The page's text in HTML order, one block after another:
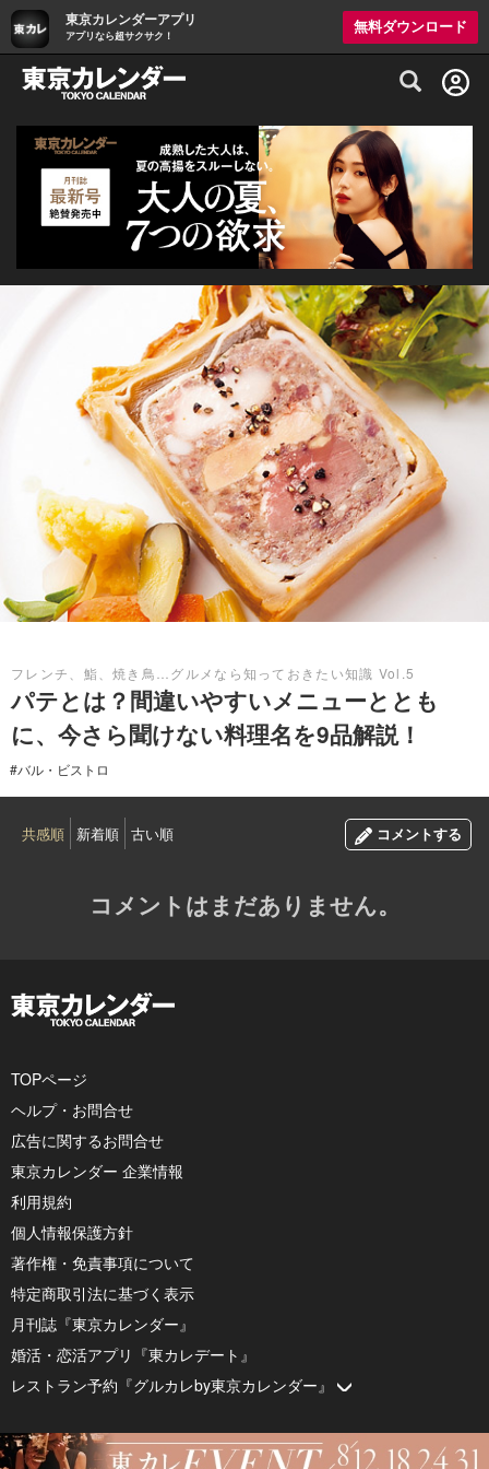
東京カレンダーアプリ
アプリなら超サクサク！
無料ダウンロード
グルメ情報・プレミアムレストラン予約
フレンチ、鮨、焼き鳥…グルメなら知っておきたい知識 Vol.5
パテとは？間違いやすいメニューととも
に、今さら聞けない料理名を9品解説！
#バル・ビストロ
共感順 新着順 古い順 コメントする
コメントはまだありません。
TOPページ
ヘルプ・お問合せ
広告に関するお問合せ
東京カレンダー 企業情報
利用規約
個人情報保護方針
著作権・免責事項について
特定商取引法に基づく表示
月刊誌『東京カレンダー』
婚活・恋活アプリ『東カレデート』
レストラン予約『グルカレby東京カレンダー』